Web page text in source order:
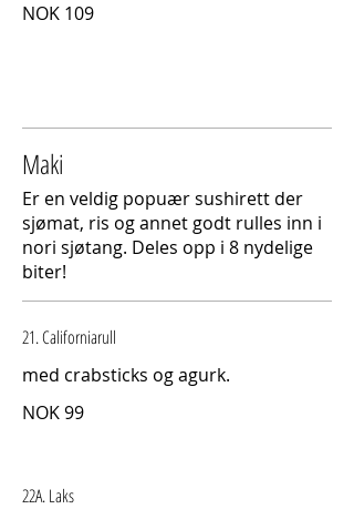
NOK 109
Maki
Er en veldig popuær sushirett der
sjømat, ris og annet godt rulles inn i
nori sjøtang. Deles opp i 8 nydelige
biter!
21. Californiarull
med crabsticks og agurk.
NOK 99
22A. Laks